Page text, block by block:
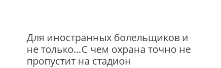
Для иностранных болельщиков и
не только…С чем охрана точно не
пропустит на стадион